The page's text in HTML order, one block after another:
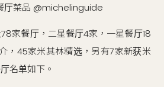
厅菜品 @michelinguide
家餐厅，二星餐厅4家，一星餐厅18
，45家米其林精选，另有7家新获米
名单如下。